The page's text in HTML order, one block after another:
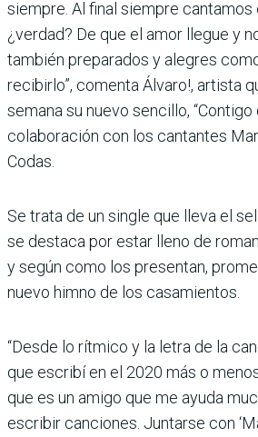
siempre. Al final siempre cantamos
¿verdad? De que el amor llegue y
también preparados y alegres
recibirlo”, comenta Álvaro!, artista
semana su nuevo sencillo, “Contigo
colaboración con los cantantes
Codas.
Se trata de un single que lleva el
se destaca por estar lleno de
y según como los presentan,
nuevo himno de los casamientos.
“Desde lo rítmico y la letra de la
que escribí en el 2020 más o
que es un amigo que me ayuda
escribir canciones. Juntarse con